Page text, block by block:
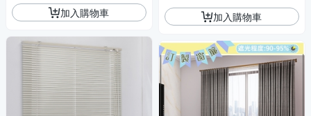
加入購物車 加入購物車